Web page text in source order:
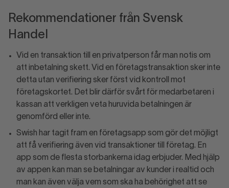
Rekommendationer från Svensk
Handel
Vid en transaktion till en privatperson får man notis om
att inbetalning skett. Vid en företagstransaktion sker inte
detta utan verifiering sker först vid kontroll mot
företagskortet. Det blir därför svårt för medarbetaren i
kassan att verkligen veta huruvida betalningen är
genomförd eller inte.
Swish har tagit fram en företagsapp som gör det möjligt
att få verifiering även vid transaktioner till företag. En
app som de flesta storbankerna idag erbjuder. Med hjälp
av appen kan man se betalningar av kunder i realtid och
man kan även välja vem som ska ha behörighet att se